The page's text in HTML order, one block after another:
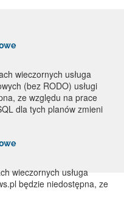
wieczornych usługa
(bez RODO) usługi
ze względu na prace
dla tych planów zmieni
wieczornych usługa
będzie niedostępna, ze